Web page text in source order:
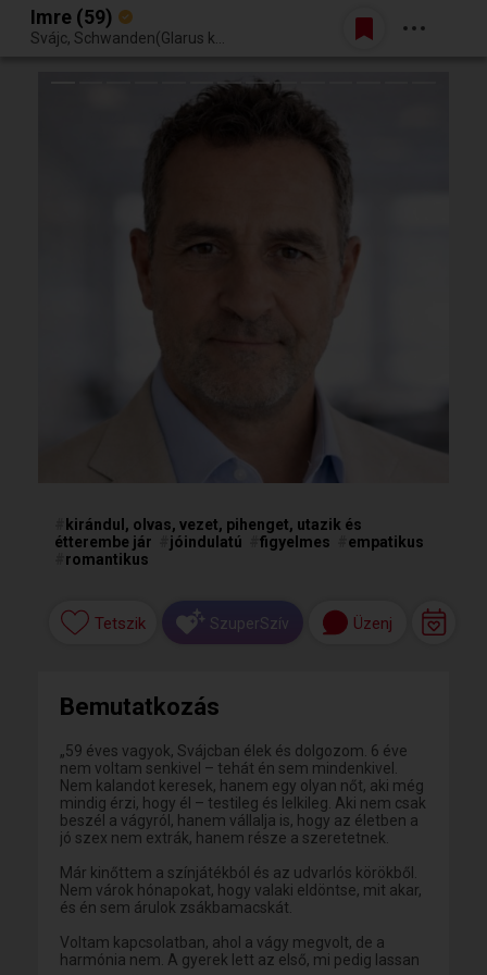
Egy jó randiból bármi lehet.
Belépés
Imre (59)
kirándul, olvas, vezet, pihenget, utazik és
étterembe jár
jóindulatú figyelmes
empatikus
romantikus
Tetszik SzuperSzív Üzenj
Bemutatkozás
„59 éves vagyok, Svájcban élek és dolgozom. 6 éve
nem voltam senkivel – tehát én sem mindenkivel.
Nem kalandot keresek, hanem egy olyan nőt, aki még
mindig érzi, hogy él – testileg és lelkileg. Aki nem csak
beszél a vágyról, hanem vállalja is, hogy az életben a
jó szex nem extrák, hanem része a szeretetnek.
Már kinőttem a színjátékból és az udvarlós körökből.
Nem várok hónapokat, hogy valaki eldöntse, mit akar,
és én sem árulok zsákbamacskát.
Voltam kapcsolatban, ahol a vágy megvolt, de a
harmónia nem. A gyerek lett az első, mi pedig lassan